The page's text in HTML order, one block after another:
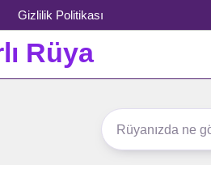
Gizlilik Politikası
Rüya